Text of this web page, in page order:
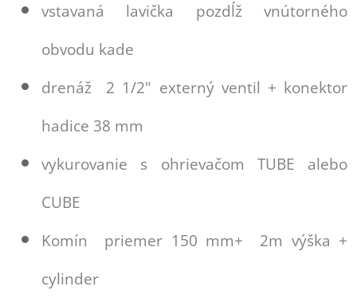
vstavaná lavička pozdĺž vnútorného
obvodu kade
drenáž 2 1/2" externý ventil + konektor
hadice 38 mm
vykurovanie s ohrievačom TUBE alebo
CUBE
Komín priemer 150 mm+ 2m výška +
cylinder